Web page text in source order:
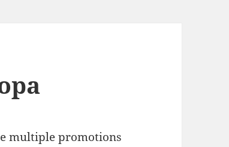
multiple promotions